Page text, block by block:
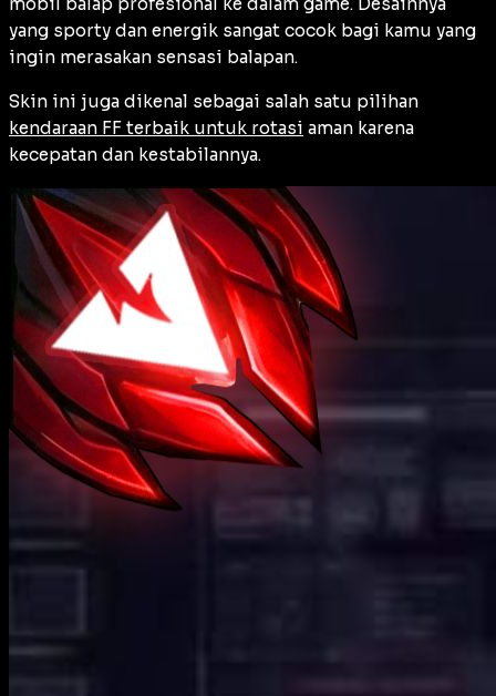
yang sporty dan energik sangat cocok bagi kamu yang
ingin merasakan sensasi balapan.
Skin ini juga dikenal sebagai salah satu pilihan
kendaraan FF terbaik untuk rotasi aman karena
kecepatan dan kestabilannya.